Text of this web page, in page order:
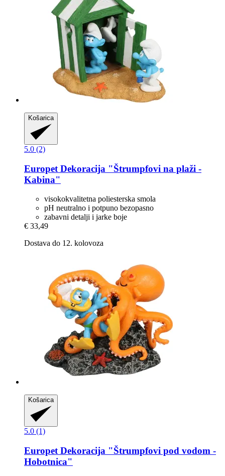
Košarica
5.0 (2)
Europet Dekoracija "Štrumpfovi na plaži -​
Kabina"
visokokvalitetna poliesterska smola
pH neutralno i potpuno bezopasno
zabavni detalji i jarke boje
€ 33,49
Dostava do 12. kolovoza
Košarica
5.0 (1)
Europet Dekoracija "Štrumpfovi pod vodom -​
Hobotnica"